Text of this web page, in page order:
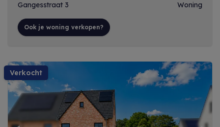
Gangesstraat 3 Woning
Ook je woning verkopen?
verkocht